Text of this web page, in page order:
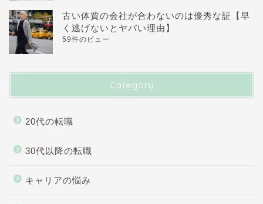
古い体質の会社が合わないのは優秀な証【早
く逃げないとヤバい理由】
59件のビュー
Category
20代の転職
30代以降の転職
キャリアの悩み